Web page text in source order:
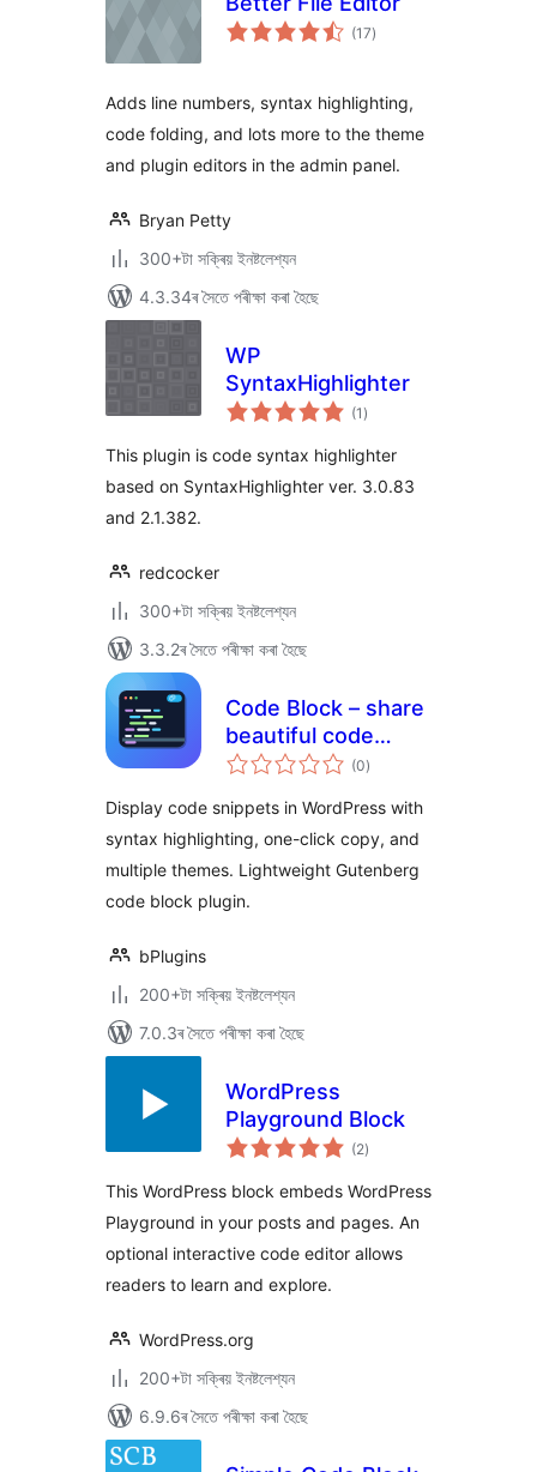
(17টা
মুঠ)
Adds line numbers, syntax highlighting,
code folding, and lots more to the theme
and plugin editors in the admin panel.
Bryan Petty
300+টা সক্ৰিয় ইনষ্টলেশ্যন
4.3.34ৰ সৈতে পৰীক্ষা কৰা হৈছে
WP
SyntaxHighlighter
(1 টা
মুঠ)
This plugin is code syntax highlighter
based on SyntaxHighlighter ver. 3.0.83
and 2.1.382.
redcocker
300+টা সক্ৰিয় ইনষ্টলেশ্যন
3.3.2ৰ সৈতে পৰীক্ষা কৰা হৈছে
Code Block – share
beautiful code
snippets readers
(0টা
মুঠ)
Display code snippets in WordPress with
syntax highlighting, one-click copy, and
multiple themes. Lightweight Gutenberg
code block plugin.
bPlugins
200+টা সক্ৰিয় ইনষ্টলেশ্যন
7.0.3ৰ সৈতে পৰীক্ষা কৰা হৈছে
WordPress
Playground Block
(2টা
মুঠ)
This WordPress block embeds WordPress
Playground in your posts and pages. An
optional interactive code editor allows
readers to learn and explore.
WordPress.org
200+টা সক্ৰিয় ইনষ্টলেশ্যন
6.9.6ৰ সৈতে পৰীক্ষা কৰা হৈছে